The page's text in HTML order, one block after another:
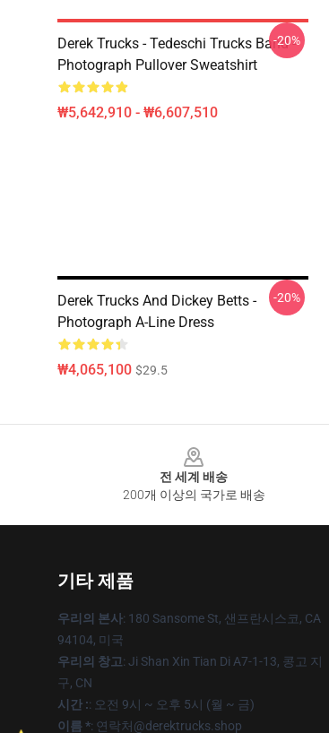
Derek Trucks - Tedeschi Trucks Band -
Photograph Pullover Sweatshirt
₩5,642,910 - ₩6,607,510
-20%
Derek Trucks And Dickey Betts -
Photograph A-Line Dress
₩4,065,100 $29.5
-20%
전 세계 배송
200개 이상의 국가로 배송
기타 제품
우리의 본사: 180 Sansome St, 샌프란시스코, CA
94104, 미국
우리의 창고: Ji Shan Xin Tian Di A7-1-13, 콩고 지
구, CN
시간 :: 오전 9시 ~ 오후 5시 (월 ~ 금)
이름 *: 연락처@derektrucks.shop